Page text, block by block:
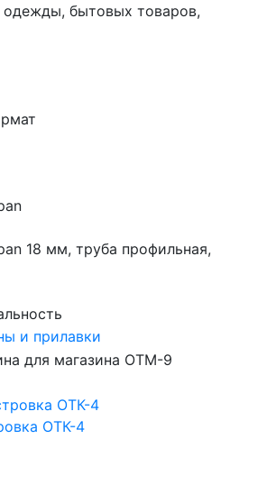
одежды, бытовых товаров,
18 мм, труба профильная,
и прилавки
ОТК-4